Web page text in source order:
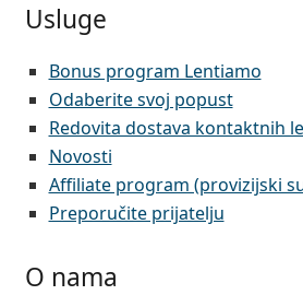
Usluge
Bonus program Lentiamo
Odaberite svoj popust
Redovita dostava kontaktnih
Novosti
Affiliate program (provizijski
Preporučite prijatelju
O nama